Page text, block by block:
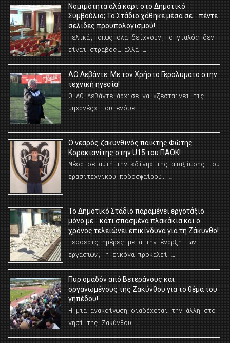
Νομιμότητα αλά καρτ στο Δημοτικό
Συμβούλιο; Το Στάδιο χάθηκε μέσα σε… πέντε
σελίδες προϋπολογισμού!
Τελικά, όπως όλα δείχνουν, ο γιαλός δεν
είναι στραβός… αλλά …
ΑΟ Λεβάντε: Με τον Χρήστο Γερολυμάτο στην
τεχνική ηγεσία!
Ο ΑΟ Λεβάντε άρχισε να «ζεσταίνει τις
μηχανές» του ενόψει …
O νεαρός ζακυνθινός παίκτης Φώτης
Κορακιανίτης στην U15 του ΠΑΟΚ!
Μέσα σε αυτή την «δίνη» της απαξίωσης του
ερασιτεχνικού ποδοσφαίρου. …
Το Δημοτικό Στάδιο παραμένει εργοτάξιο
μόνο με… κάτι σπασμένα πλακάκια και ο
χρόνος τελειώνει επικίνδυνα για τη Ζάκυνθο!
Τέσσερις ημέρες μετά την έναρξη των
εργασιών, η εικόνα προκαλεί …
Πυρ ομαδόν από Βετεράνους και
οργανωμένους της Ζακύνθου για το θέμα του
γηπέδου!
Η μια ανακοίνωση διαδέχεται την άλλη στο
νησί της Ζακύνθου …